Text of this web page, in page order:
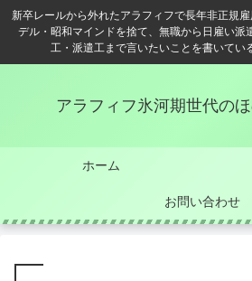
新卒レールから外れたアラフィフで長年非正規
デル・昭和マインドを捨て、無職から日雇い派
工・派遣工まで言いたいことを書いてい
アラフィフ氷河期世代の
ホーム
お問い合わせ